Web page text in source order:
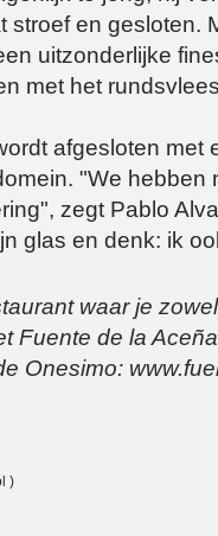
stroef en gesloten.
uitzonderlijke
met het
afgesloten met
"We
zegt Pablo
glas en denk: ik
waar je
Fuente de la
Onesimo:
)